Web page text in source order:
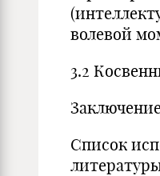
волевой
3.2
Список